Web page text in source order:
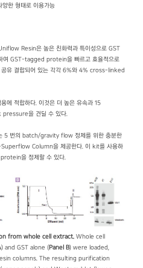
한 형태로 이용가능
Resin은 높은 친화력과 특이성으로 GST
GST-tagged protein을 빠르고 효율적으로
유 결합되어 있는 각각 6%와 4% cross-linked
적합하다. 이것은 더 높은 유속과 15
pressure을 견딜 수 있다.
5 번의 batch/gravity flow 정제를 위한 충분한
Column을 제공한다. 이 kit를 사용하
을 정제할 수 있다.
from whole cell extract. Whole cell
) and GST alone (Panel B) were loaded,
columns. The resulting purification